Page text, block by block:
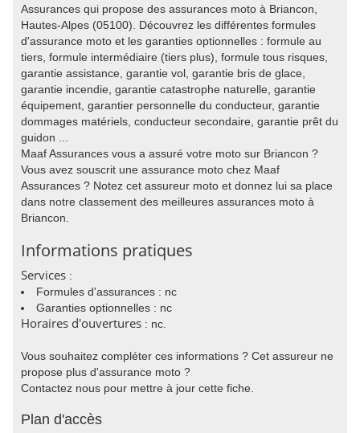
Assurances qui propose des assurances moto à Briancon,
Hautes-Alpes (05100). Découvrez les différentes formules
d'assurance moto et les garanties optionnelles : formule au
tiers, formule intermédiaire (tiers plus), formule tous risques,
garantie assistance, garantie vol, garantie bris de glace,
garantie incendie, garantie catastrophe naturelle, garantie
équipement, garantier personnelle du conducteur, garantie
dommages matériels, conducteur secondaire, garantie prêt du
guidon ...
Maaf Assurances vous a assuré votre moto sur Briancon ?
Vous avez souscrit une assurance moto chez Maaf
Assurances ? Notez cet assureur moto et donnez lui sa place
dans notre classement des meilleures assurances moto à
Briancon.
Informations pratiques
Services :
Formules d'assurances : nc
Garanties optionnelles : nc
Horaires d'ouvertures : nc.
Vous souhaitez compléter ces informations ? Cet assureur ne
propose plus d'assurance moto ?
Contactez nous pour mettre à jour cette fiche.
Plan d'accès